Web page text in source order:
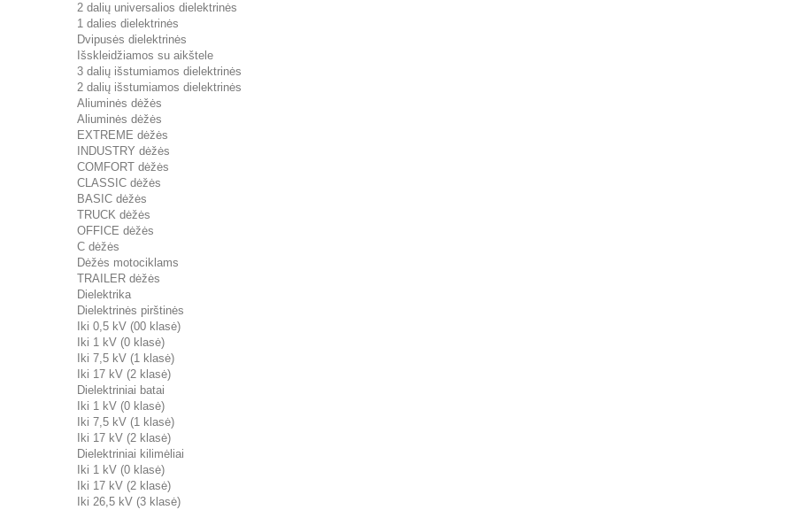
2 dalių universalios dielektrinės
1 dalies dielektrinės
Dvipusės dielektrinės
Išskleidžiamos su aikštele
3 dalių išstumiamos dielektrinės
2 dalių išstumiamos dielektrinės
Aliuminės dėžės
Aliuminės dėžės
EXTREME dėžės
INDUSTRY dėžės
COMFORT dėžės
CLASSIC dėžės
BASIC dėžės
TRUCK dėžės
OFFICE dėžės
C dėžės
Dėžės motociklams
TRAILER dėžės
Dielektrika
Dielektrinės pirštinės
Iki 0,5 kV (00 klasė)
Iki 1 kV (0 klasė)
Iki 7,5 kV (1 klasė)
Iki 17 kV (2 klasė)
Dielektriniai batai
Iki 1 kV (0 klasė)
Iki 7,5 kV (1 klasė)
Iki 17 kV (2 klasė)
Dielektriniai kilimėliai
Iki 1 kV (0 klasė)
Iki 17 kV (2 klasė)
Iki 26,5 kV (3 klasė)